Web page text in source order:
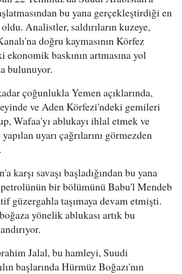
bu yana gerçekleştirdiği en
Analistler, saldırıların kuzeye,
doğru kaymasının Körfez
ekonomik baskının artmasına yol
bulunuyor.
çoğunlukla Yemen açıklarında,
ve Aden Körfezi'ndeki gemileri
Wafaa'yı ablukayı ihlal etmek ve
uyarı çağrılarını görmezden
karşı savaşı başladığından bu yana
bir bölümünü Babu'l Mendeb
güzergahla taşımaya devam etmişti.
yönelik ablukası artık bu
Jalal, bu hamleyi, Suudi
başlarında Hürmüz Boğazı'nın